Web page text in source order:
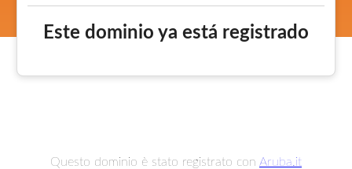
Este dominio ya está registrado
Questo dominio è stato registrato con Aruba.it